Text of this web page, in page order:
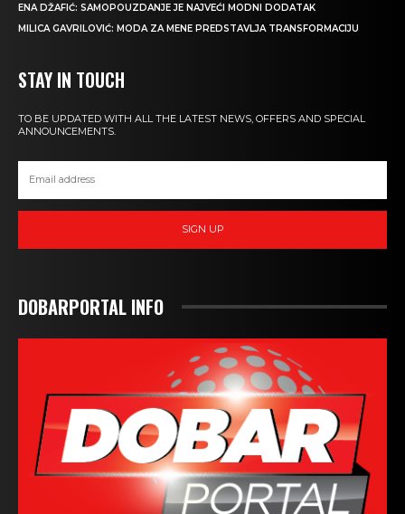
ENA DŽAFIĆ: SAMOPOUZDANJE JE NAJVEĆI MODNI DODATAK
MILICA GAVRILOVIĆ: MODA ZA MENE PREDSTAVLJA TRANSFORMACIJU
STAY IN TOUCH
TO BE UPDATED WITH ALL THE LATEST NEWS, OFFERS AND SPECIAL
ANNOUNCEMENTS.
SIGN UP
DOBARPORTAL INFO